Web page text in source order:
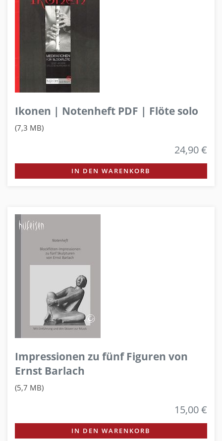
Ikonen | Notenheft PDF | Flöte solo
(7,3 MB)
24,90 €
IN DEN WARENKORB
Impressionen zu fünf Figuren von
Ernst Barlach
(5,7 MB)
15,00 €
IN DEN WARENKORB